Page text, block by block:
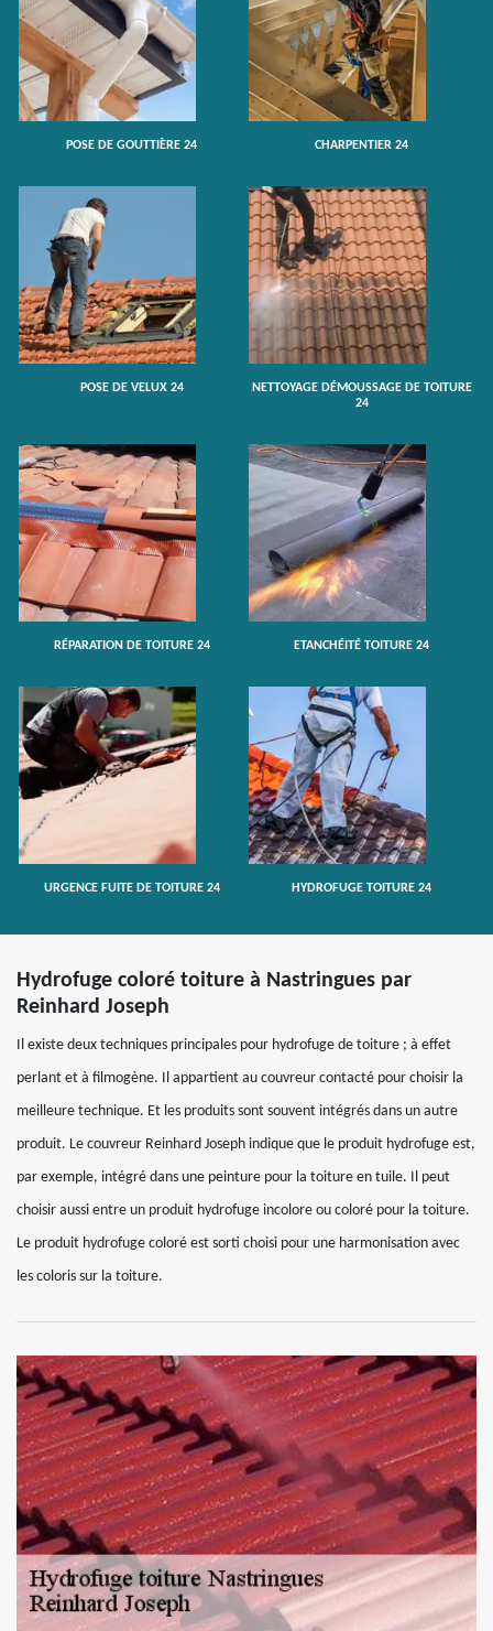
POSE DE GOUTTIÈRE 24 CHARPENTIER 24
POSE DE VELUX 24
NETTOYAGE DÉMOUSSAGE DE TOITURE
24
RÉPARATION DE TOITURE 24 ETANCHÉITÉ TOITURE 24
URGENCE FUITE DE TOITURE 24 HYDROFUGE TOITURE 24
Hydrofuge coloré toiture à Nastringues par
Reinhard Joseph
Il existe deux techniques principales pour hydrofuge de toiture ; à effet
perlant et à filmogène. Il appartient au couvreur contacté pour choisir la
meilleure technique. Et les produits sont souvent intégrés dans un autre
produit. Le couvreur Reinhard Joseph indique que le produit hydrofuge est,
par exemple, intégré dans une peinture pour la toiture en tuile. Il peut
choisir aussi entre un produit hydrofuge incolore ou coloré pour la toiture.
Le produit hydrofuge coloré est sorti choisi pour une harmonisation avec
les coloris sur la toiture.